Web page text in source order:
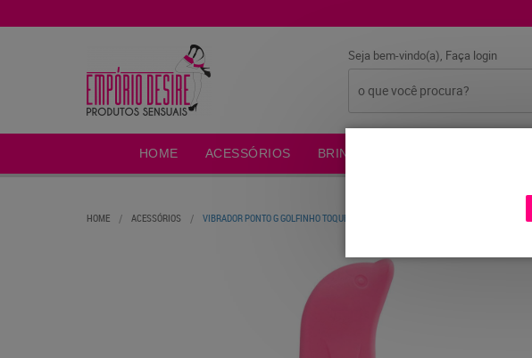
Seja bem-vindo(a), Faça login
HOME ACESSÓRIOS BRINCADEIRAS
HOME ACESSÓRIOS VIBRADOR PONTO G GOLFINHO TOQUE AVELUDADO IMPORT